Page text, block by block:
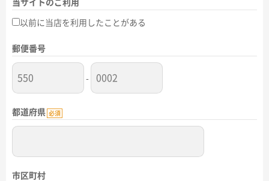
当サイトのご利用
以前に当店を利用したことがある
郵便番号
-
都道府県 必須
市区町村